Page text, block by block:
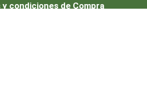
y condiciones de Compra